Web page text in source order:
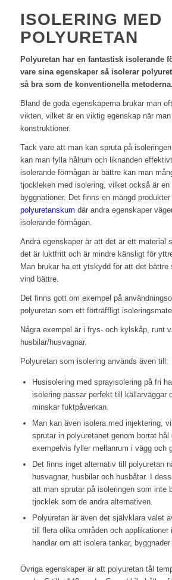
ISOLERING MED
POLYURETAN
Polyuretan har en fantastisk isolerande
vare sina egenskaper så isolerar
så bra som de konventionella metoderna.
Bland de goda egenskaperna brukar man
vikten, vilket är en viktig egenskap när
konstruktioner.
Tack vare att man kan spruta på
kan man fylla hålrum och liknanden
isolerande förmågan är bättre kan man
tjockleken med isolering, vilket också är
byggnationer. Det finns en mängd
polyuretanskum där andra egenskaper
isolerande förmågan.
Andra egenskaper är att det är ett material
det är luktfritt och är mindre känsligt för
Man brukar ha ett ytskydd för att det bättre
vind bättre.
Det finns gott om exempel på
polyuretan som ett förträffligt
Några exempel är i frys- och kylskåp, runt
husbilar/husvagnar.
Polyuretan som isolering används även till:
Husisolering med sprayisolering på fri
isolering passar perfekt till källarväggar
minskar fuktpåverkan.
Man kan även isolera med injektering,
sprutar in polyuretanet genom borrat hål
exempelvis fyller mellanrum i vägg och
Det finns inget alternativ till polyuretan
husvagnar, husbilar och husbåtar. I
att man sprutar på isoleringen som inte
tjocklek som de andra alternativen.
Polyuretan är även det självklara valet
till flera olika områden och applikationer
handlar om att isolera tankar,
Övriga egenskaper är att polyuretan tål